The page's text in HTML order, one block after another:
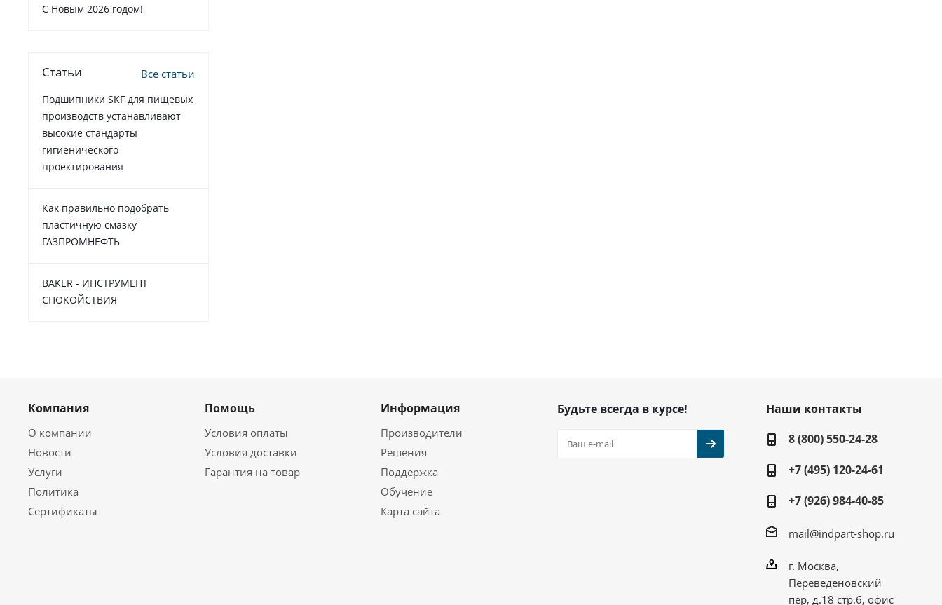
C Новым 2026 годом!
Статьи Все статьи
Подшипники SKF для пищевых
производств устанавливают
высокие стандарты
гигиенического
проектирования
Как правильно подобрать
пластичную смазку
ГАЗПРОМНЕФТЬ
BAKER - ИНСТРУМЕНТ
СПОКОЙСТВИЯ
Компания
О компании
Новости
Услуги
Политика
Сертификаты
Помощь
Условия оплаты
Условия доставки
Гарантия на товар
Информация
Производители
Решения
Поддержка
Обучение
Карта сайта
Будьте всегда в курсе!
Наши контакты
8 (800) 550-24-28
+7 (495) 120-24-61
+7 (926) 984-40-85
mail@indpart-shop.ru
г. Москва,
Переведеновский
пер, д.18 стр.6, офис